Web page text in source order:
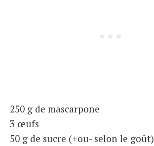
250 g de mascarpone
3 œufs
50 g de sucre (+ou- selon le goût)